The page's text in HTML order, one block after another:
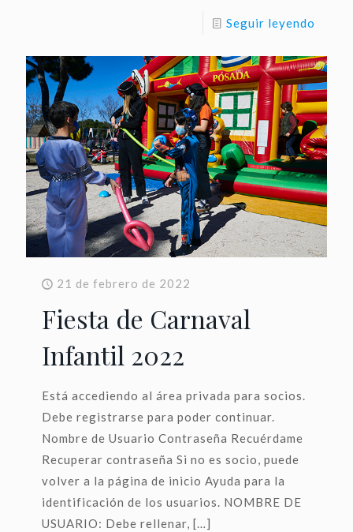
Seguir leyendo
21 de febrero de 2022
Fiesta de Carnaval
Infantil 2022
Está accediendo al área privada para socios.
Debe registrarse para poder continuar.
Nombre de Usuario Contraseña Recuérdame
Recuperar contraseña Si no es socio, puede
volver a la página de inicio Ayuda para la
identificación de los usuarios. NOMBRE DE
USUARIO: Debe rellenar, […]